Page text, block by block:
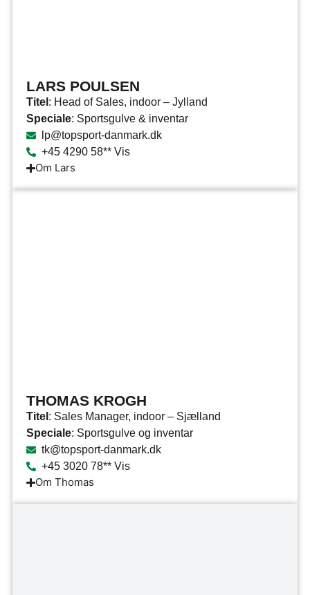
LARS POULSEN
Titel : Head of Sales, indoor – Jylland
Speciale: Sportsgulve & inventar
lp@topsport-danmark.dk
+45 4290 58** Vis
Om Lars
THOMAS KROGH
Titel : Sales Manager, indoor – Sjælland
Speciale: Sportsgulve og inventar
tk@topsport-danmark.dk
+45 3020 78** Vis
Om Thomas